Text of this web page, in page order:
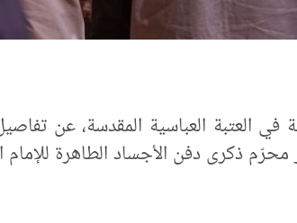
في العتبة العباسية المقدسة، عن
ذكرى دفن الأجساد الطاهرة